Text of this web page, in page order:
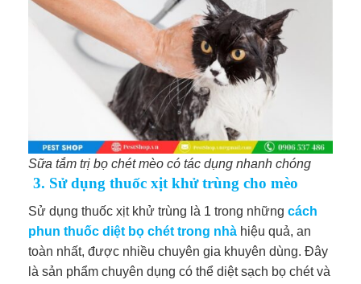
Sữa tắm trị bọ chét mèo có tác dụng nhanh chóng
3. Sử dụng thuốc xịt khử trùng cho mèo
Sử dụng thuốc xịt khử trùng là 1 trong những cách
phun thuốc diệt bọ chét trong nhà hiệu quả, an
toàn nhất, được nhiều chuyên gia khuyên dùng. Đây
là sản phẩm chuyên dụng có thể diệt sạch bọ chét và